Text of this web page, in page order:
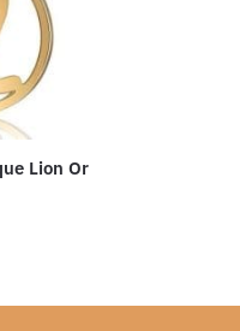
Lion Or